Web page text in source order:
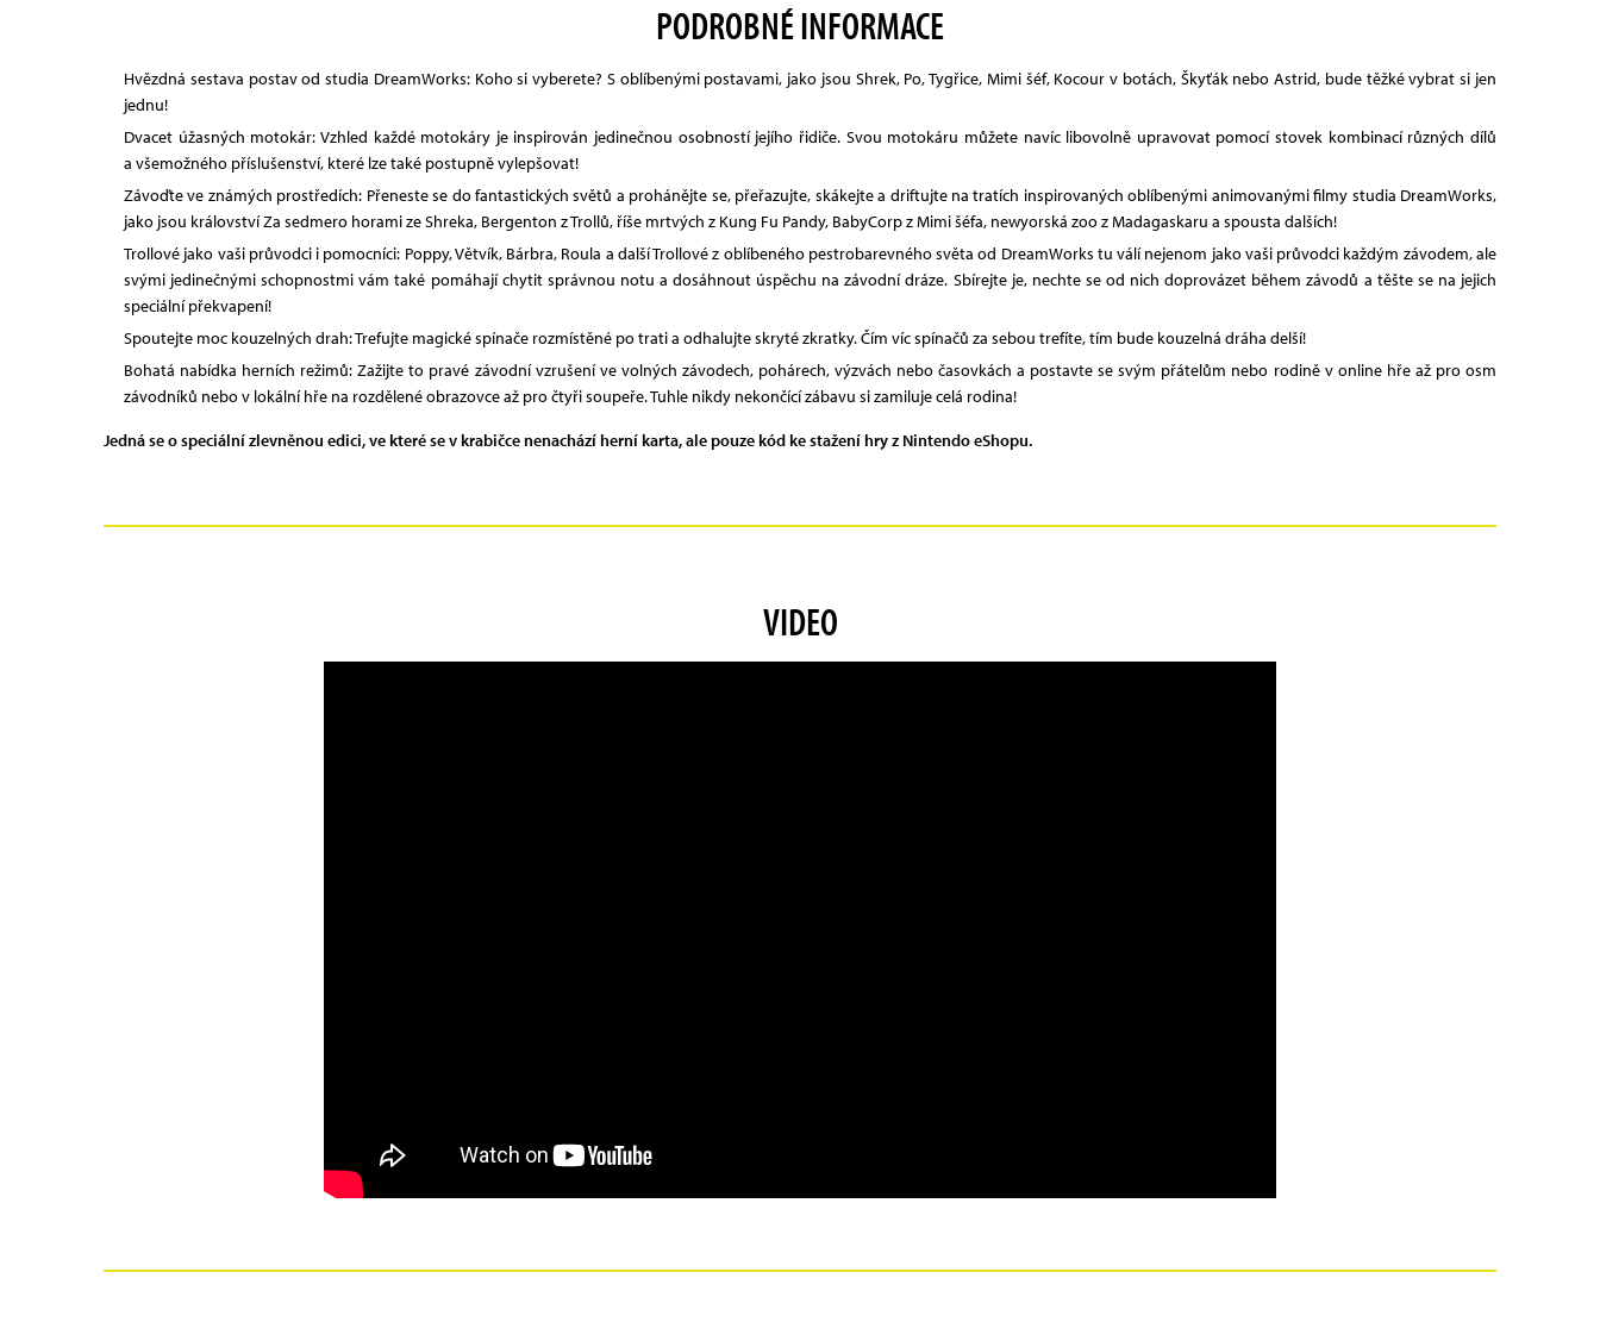
PODROBNÉ INFORMACE
Hvězdná sestava postav od studia DreamWorks: Koho si vyberete? S oblíbenými postavami, jako jsou Shrek, Po, Tygřice, Mimi šéf, Kocour v botách, Škyťák nebo Astrid, bude těžké vybrat si jen
jednu!
Dvacet úžasných motokár: Vzhled každé motokáry je inspirován jedinečnou osobností jejího řidiče. Svou motokáru můžete navíc libovolně upravovat pomocí stovek kombinací různých dílů
a všemožného příslušenství, které lze také postupně vylepšovat!
Závoďte ve známých prostředích: Přeneste se do fantastických světů a prohánějte se, přeřazujte, skákejte a driftujte na tratích inspirovaných oblíbenými animovanými filmy studia DreamWorks,
jako jsou království Za sedmero horami ze Shreka, Bergenton z Trollů, říše mrtvých z Kung Fu Pandy, BabyCorp z Mimi šéfa, newyorská zoo z Madagaskaru a spousta dalších!
Trollové jako vaši průvodci i pomocníci: Poppy, Větvík, Bárbra, Roula a další Trollové z oblíbeného pestrobarevného světa od DreamWorks tu válí nejenom jako vaši průvodci každým závodem, ale
svými jedinečnými schopnostmi vám také pomáhají chytit správnou notu a dosáhnout úspěchu na závodní dráze. Sbírejte je, nechte se od nich doprovázet během závodů a těšte se na jejich
speciální překvapení!
Spoutejte moc kouzelných drah: Trefujte magické spínače rozmístěné po trati a odhalujte skryté zkratky. Čím víc spínačů za sebou trefíte, tím bude kouzelná dráha delší!
Bohatá nabídka herních režimů: Zažijte to pravé závodní vzrušení ve volných závodech, pohárech, výzvách nebo časovkách a postavte se svým přátelům nebo rodině v online hře až pro osm
závodníků nebo v lokální hře na rozdělené obrazovce až pro čtyři soupeře. Tuhle nikdy nekončící zábavu si zamiluje celá rodina!
Jedná se o speciální zlevněnou edici, ve které se v krabičce nenachází herní karta, ale pouze kód ke stažení hry z Nintendo eShopu.
VIDEO